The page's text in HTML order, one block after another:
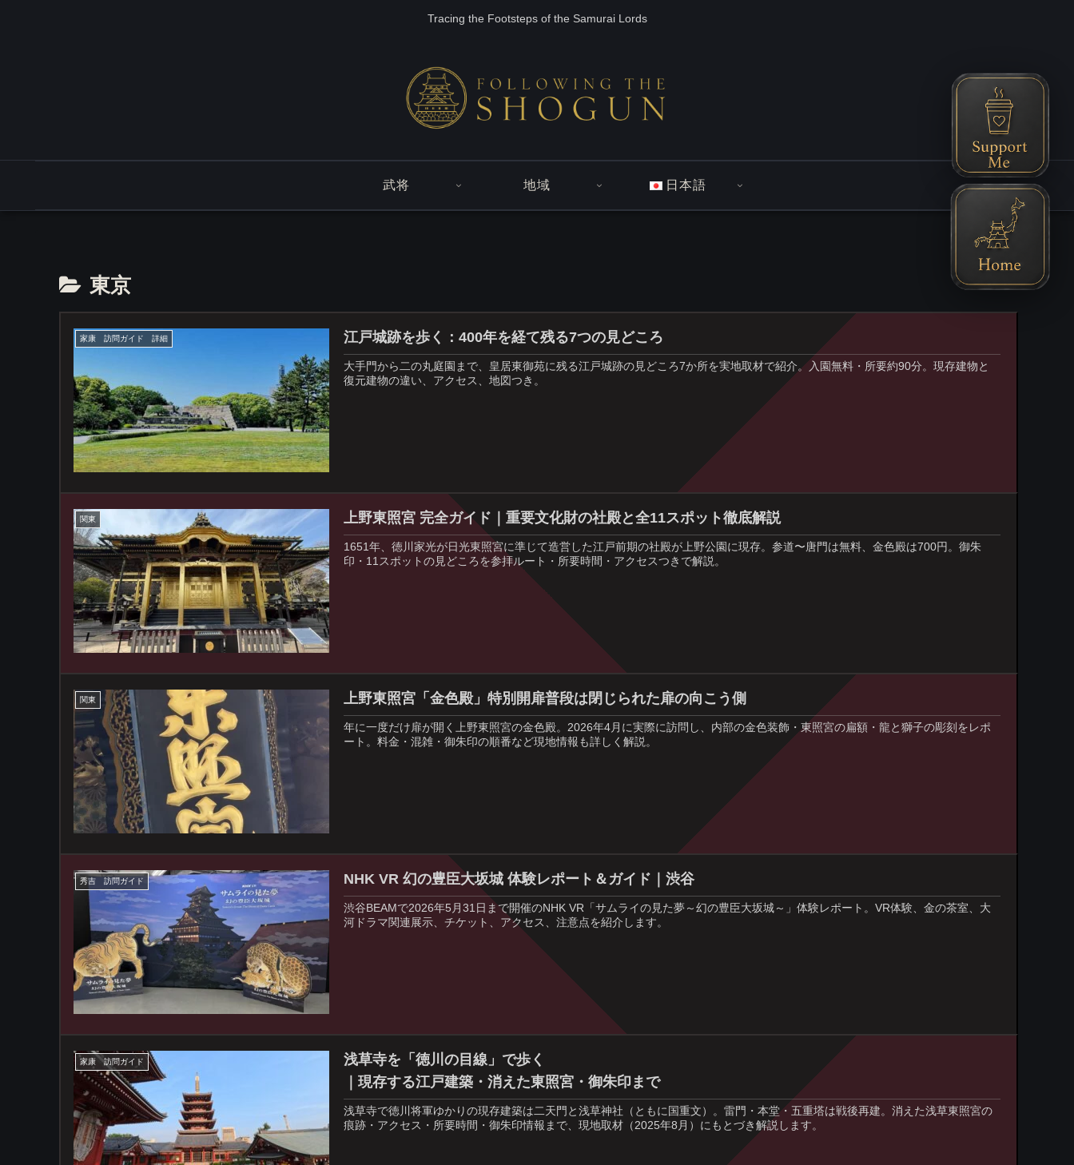
Tracing the Footsteps of the Samurai Lords
武将 地域 日本語
東京
家康 訪問ガイド 詳細 江戸城跡を歩く：400年を経て残る7つの見どころ
大手門から二の丸庭園まで、皇居東御苑に残る江戸城跡の見どころ7か所を実地取材で紹介。入園無料・所要約90分。現存建物と
復元建物の違い、アクセス、地図つき。
関東 上野東照宮 完全ガイド｜重要文化財の社殿と全11スポット徹底解説
1651年、徳川家光が日光東照宮に準じて造営した江戸前期の社殿が上野公園に現存。参道〜唐門は無料、金色殿は700円。御朱
印・11スポットの見どころを参拝ルート・所要時間・アクセスつきで解説。
関東 上野東照宮「金色殿」特別開扉普段は閉じられた扉の向こう側
年に一度だけ扉が開く上野東照宮の金色殿。2026年4月に実際に訪問し、内部の金色装飾・東照宮の扁額・龍と獅子の彫刻をレポ
ート。料金・混雑・御朱印の順番など現地情報も詳しく解説。
秀吉 訪問ガイド NHK VR 幻の豊臣大坂城 体験レポート＆ガイド｜渋谷
渋谷BEAMで2026年5月31日まで開催のNHK VR「サムライの見た夢～幻の豊臣大坂城～」体験レポート。VR体験、金の茶室、大
河ドラマ関連展示、チケット、アクセス、注意点を紹介します。
家康 訪問ガイド
浅草寺を「徳川の目線」で歩く
｜現存する江戸建築・消えた東照宮・御朱印まで
浅草寺で徳川将軍ゆかりの現存建築は二天門と浅草神社（ともに国重文）。雷門・本堂・五重塔は戦後再建。消えた浅草東照宮の
痕跡・アクセス・所要時間・御朱印情報まで、現地取材（2025年8月）にもとづき解説します。